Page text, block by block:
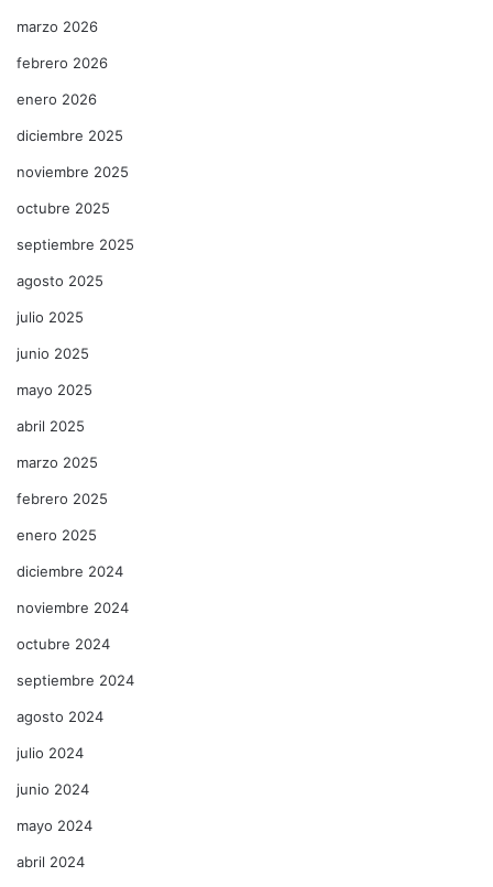
marzo 2026
febrero 2026
enero 2026
diciembre 2025
noviembre 2025
octubre 2025
septiembre 2025
agosto 2025
julio 2025
junio 2025
mayo 2025
abril 2025
marzo 2025
febrero 2025
enero 2025
diciembre 2024
noviembre 2024
octubre 2024
septiembre 2024
agosto 2024
julio 2024
junio 2024
mayo 2024
abril 2024